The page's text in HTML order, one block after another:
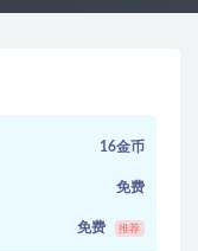
16金币
免费
免费 推荐